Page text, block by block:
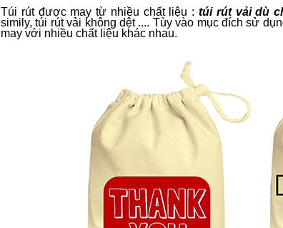
Túi rút được may từ nhiều chất liệu : túi rút vải dù
simily, túi rút vải không dệt .... Tùy vào mục đích sử
may với nhiều chất liệu khác nhau.